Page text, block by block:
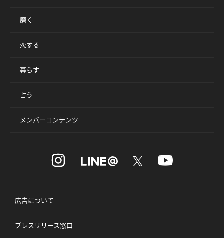
磨く
恋する
暮らす
占う
メンバーコンテンツ
広告について
プレスリリース窓口